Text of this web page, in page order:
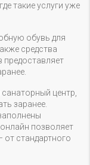
такие услуги уже
обувь для
средства
предоставляет
центр,
заранее.
позволяет
стандартного